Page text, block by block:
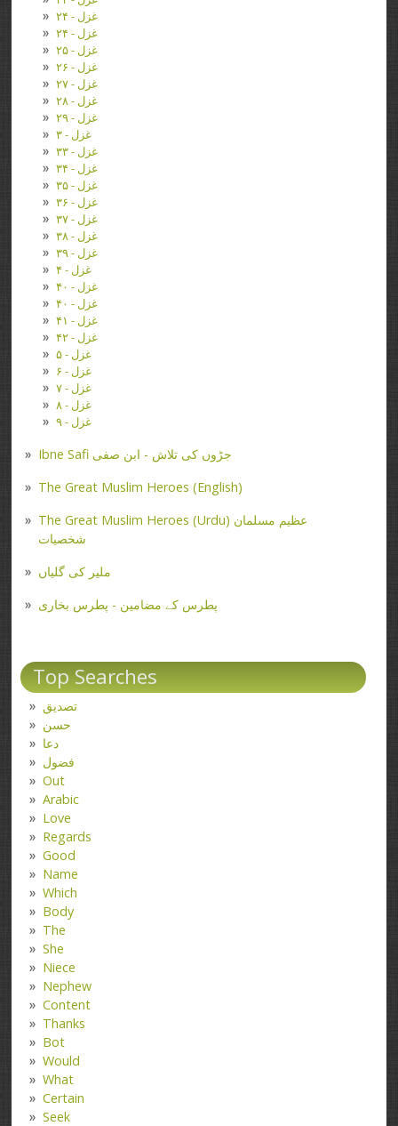
غزل - ۲۴
غزل - ۲۴
غزل - ۲۵
غزل - ۲۶
غزل - ۲۷
غزل - ۲۸
غزل - ۲۹
غزل - ۳
غزل - ۳۳
غزل - ۳۴
غزل - ۳۵
غزل - ۳۶
غزل - ۳۷
غزل - ۳۸
غزل - ۳۹
غزل - ۴
غزل - ۴۰
غزل - ۴۰
غزل - ۴۱
غزل - ۴۲
غزل - ۵
غزل - ۶
غزل - ۷
غزل - ۸
غزل - ۹
Ibne Safi جڑوں کی تلاش - ابن صفی
The Great Muslim Heroes (English)
The Great Muslim Heroes (Urdu) عظیم مسلمان
شخصیات
ملیر کی گلیاں
پطرس کے مضامین - پطرس بخاری
Top Searches
تصدیق
حسن
دعا
فضول
Out
Arabic
Love
Regards
Good
Name
Which
Body
The
She
Niece
Nephew
Content
Thanks
Bot
Would
What
Certain
Seek